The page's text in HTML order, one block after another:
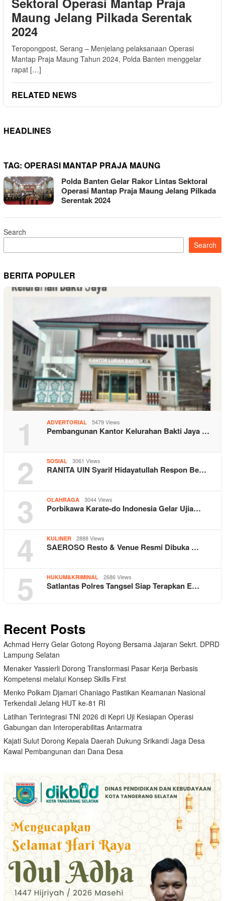
Maung Jelang Pilkada Serentak
2024
Teropongpost, Serang – Menjelang pelaksanaan Operasi
Mantap Praja Maung Tahun 2024, Polda Banten menggelar
rapat […]
RELATED NEWS
HEADLINES
TAG: OPERASI MANTAP PRAJA MAUNG
Polda Banten Gelar Rakor Lintas Sektoral
Operasi Mantap Praja Maung Jelang Pilkada
Serentak 2024
Search
Search
BERITA POPULER
1 ADVERTORIAL 5479 Views
Pembangunan Kantor Kelurahan Bakti Jaya …
2 SOSIAL 3061 Views
RANITA UIN Syarif Hidayatullah Respon Be…
3 OLAHRAGA 3044 Views
Porbikawa Karate-do Indonesia Gelar Ujia…
4 KULINER 2888 Views
SAEROSO Resto & Venue Resmi Dibuka …
5 HUKUM&KRIMINAL 2686 Views
Satlantas Polres Tangsel Siap Terapkan E…
Recent Posts
Achmad Herry Gelar Gotong Royong Bersama Jajaran Sekrt. DPRD
Lampung Selatan
Menaker Yassierli Dorong Transformasi Pasar Kerja Berbasis
Kompetensi melalui Konsep Skills First
Menko Polkam Djamari Chaniago Pastikan Keamanan Nasional
Terkendali Jelang HUT ke-81 RI
Latihan Terintegrasi TNI 2026 di Kepri Uji Kesiapan Operasi
Gabungan dan Interoperabilitas Antarmatra
Kajati Sulut Dorong Kepala Daerah Dukung Srikandi Jaga Desa
Kawal Pembangunan dan Dana Desa